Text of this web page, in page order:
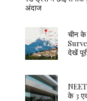
अंदाज
चीन के
देखें
के 3